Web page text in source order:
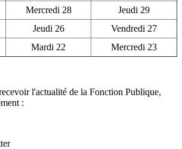
Mercredi 28
Jeudi 29
Jeudi 26
Vendredi 27
Mardi 22 Mercredi 23
l'actualité de la Fonction Publique,
: